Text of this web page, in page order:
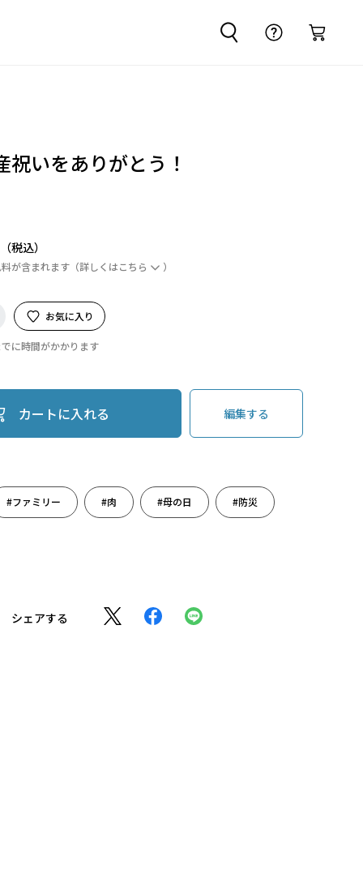
祝いをありがとう！
が含まれます （詳しくはこちら ）
お気に入り
に時間がかかります
カートに入れる 編集する
#ファミリー #肉 #母の日 #防災
シェアする